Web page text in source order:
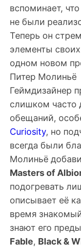
вспоминает,
не были
Теперь он
элементы
одном новом
Питер Молиньё
Геймдизайнер
слишком часто
обещаний,
Curiosity, но
всегда были
Молиньё
Masters of
подогревать
описывает её
время
знают его
Fable, Black &